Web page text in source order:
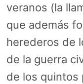
veranos (la
que además
herederos de
de la guerra
de los quintos